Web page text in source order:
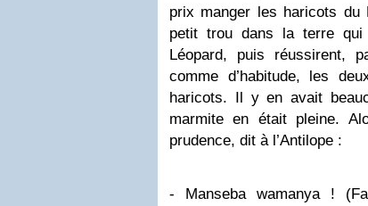
prix manger les haricots du
petit trou dans la terre qui
Léopard, puis réussirent,
comme d’habitude, les
haricots. Il y en avait
marmite en était pleine.
prudence, dit à l’Antilope :
- Manseba wamanya !